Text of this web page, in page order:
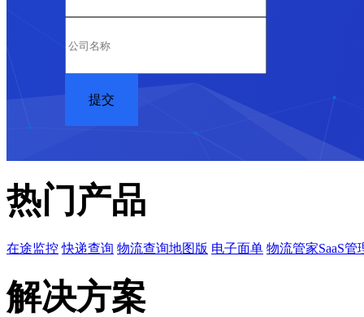
热门产品
在途监控 快递查询 物流查询地图版 电子面单 物流管家SaaS管
解决方案